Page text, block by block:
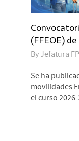
(FFEOE)
ByJefatura
Se ha
movilidades
el curso